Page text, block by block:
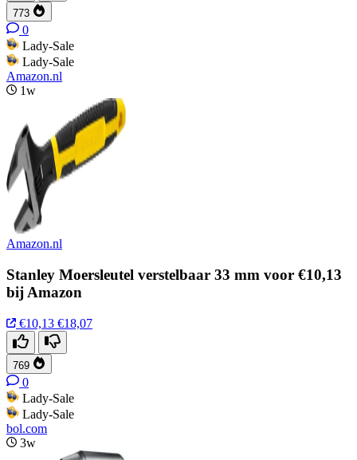
773
0
Lady-Sale
Lady-Sale
Amazon.nl
1w
Amazon.nl
Stanley Moersleutel verstelbaar 33 mm voor €10,13
bij Amazon
€10,13 €18,07
769
0
Lady-Sale
Lady-Sale
bol.com
3w